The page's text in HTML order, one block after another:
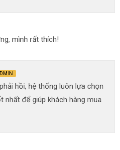
mình rất thích!
hồi, hệ thống luôn lựa chọn
nhất để giúp khách hàng mua